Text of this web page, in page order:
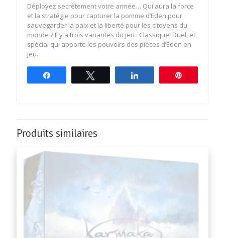
Déployez secrètement votre armée… Qui aura la force
et la stratégie pour capturer la pomme d’Eden pour
sauvegarder la paix et la liberté pour les citoyens du
monde ? Il y a trois variantes du jeu : Classique, Duel, et
spécial qui apporte les pouvoirs des pièces d’Eden en
jeu.
Produits similaires